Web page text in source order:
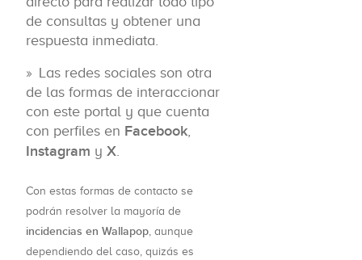
de consultas y obtener una
respuesta inmediata.
Las redes sociales son otra
de las formas de interaccionar
con este portal y que cuenta
con perfiles en Facebook
Instagram y X
Con estas formas de contacto se
podrán resolver la mayoría de
incidencias en Wallapop , aunque
dependiendo del caso, quizás es